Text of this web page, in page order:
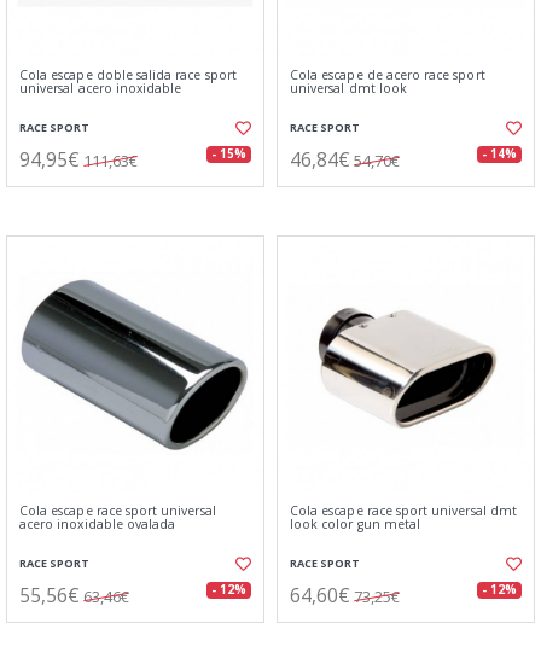
Cola escape doble salida race sport
universal acero inoxidable
RACE SPORT
94,95€ 111,63€ - 15%
Cola escape de acero race sport
universal dmt look
RACE SPORT
46,84€ 54,70€ - 14%
Cola escape race sport universal
acero inoxidable ovalada
RACE SPORT
55,56€ 63,46€ - 12%
Cola escape race sport universal dmt
look color gun metal
RACE SPORT
64,60€ 73,25€ - 12%